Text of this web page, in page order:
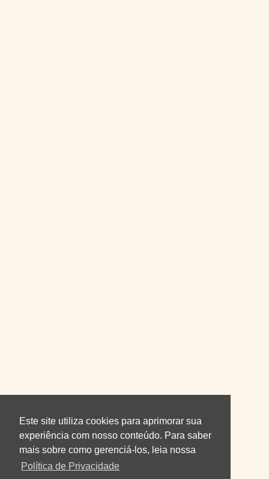
Este site utiliza cookies para aprimorar sua
experiência com nosso conteúdo. Para saber
mais sobre como gerenciá-los, leia nossa
Política de Privacidade